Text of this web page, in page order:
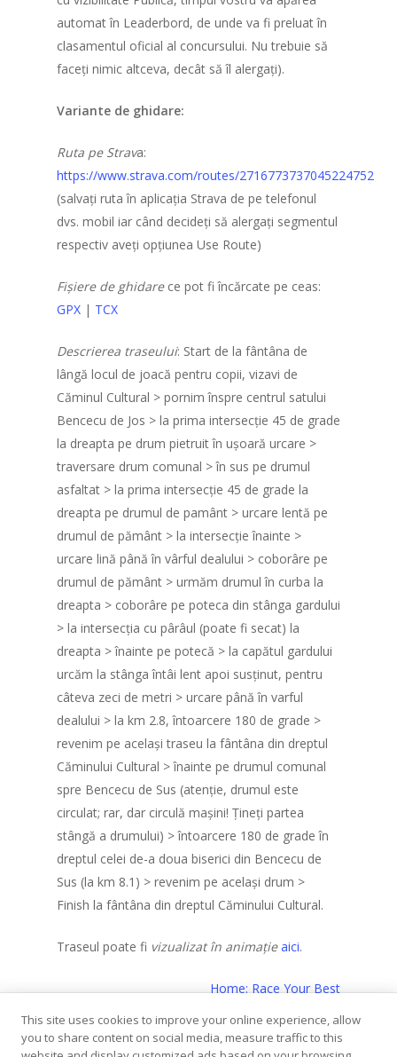
automat în Leaderbord, de unde va fi preluat în
clasamentul oficial al concursului. Nu trebuie să
faceți nimic altceva, decât să îl alergați).
Variante de ghidare:
Ruta pe Strava:
https://www.strava.com/routes/2716773737045224752
(salvați ruta în aplicația Strava de pe telefonul
dvs. mobil iar când decideți să alergați segmentul
respectiv aveți opțiunea Use Route)
Fișiere de ghidarece pot fi încărcate pe ceas:
GPX | TCX
Descrierea traseului: Start de la fântâna de
lângă locul de joacă pentru copii, vizavi de
Căminul Cultural > pornim înspre centrul satului
Bencecu de Jos > la prima intersecție 45 de grade
la dreapta pe drum pietruit în ușoară urcare >
traversare drum comunal > în sus pe drumul
asfaltat > la prima intersecție 45 de grade la
dreapta pe drumul de pamânt > urcare lentă pe
drumul de pământ > la intersecție înainte >
urcare lină până în vârful dealului > coborâre pe
drumul de pământ > urmăm drumul în curba la
dreapta > coborâre pe poteca din stânga gardului
> la intersecția cu pârâul (poate fi secat) la
dreapta > înainte pe potecă > la capătul gardului
urcăm la stânga întâi lent apoi susținut, pentru
câteva zeci de metri > urcare până în varful
dealului > la km 2.8, întoarcere 180 de grade >
revenim pe același traseu la fântâna din dreptul
Căminului Cultural > înainte pe drumul comunal
spre Bencecu de Sus (atenție, drumul este
circulat; rar, dar circulă mașini! Țineți partea
stângă a drumului) > întoarcere 180 de grade în
dreptul celei de-a doua biserici din Bencecu de
Sus (la km 8.1) > revenim pe același drum >
Finish la fântâna din dreptul Căminului Cultural.
Traseul poate fi vizualizat în animație aici.
Home: Race Your Best
Cursa imposibilă
Uphill Running
Înot în amonte
Contact
This site uses cookies to improve your online experience, allow
you to share content on social media, measure traffic to this